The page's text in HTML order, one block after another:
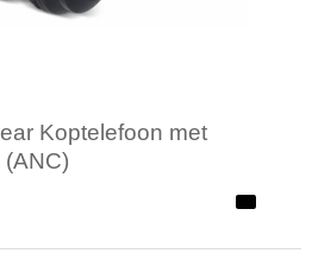
Koptelefoon met